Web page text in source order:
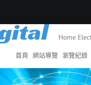
首頁 網站導覽 瀏覽紀錄